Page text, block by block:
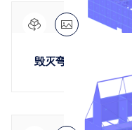
毁灭弯曲，层级“地球”